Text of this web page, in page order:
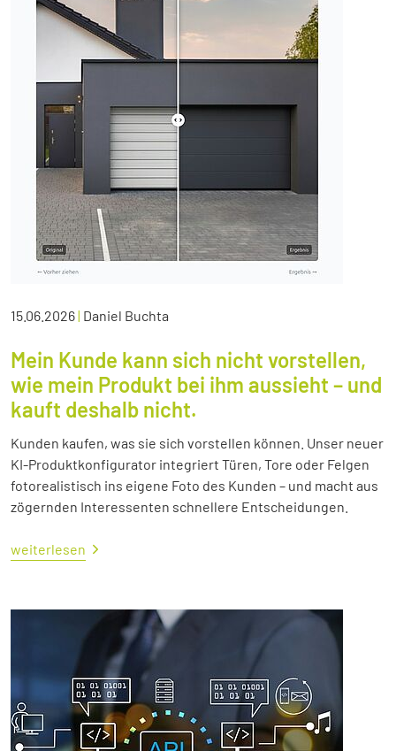
15.06.2026| Daniel Buchta
Mein Kunde kann sich nicht vorstellen,
wie mein Produkt bei ihm aussieht – und
kauft deshalb nicht.
Kunden kaufen, was sie sich vorstellen können. Unser neuer
KI-Produktkonfigurator integriert Türen, Tore oder Felgen
fotorealistisch ins eigene Foto des Kunden – und macht aus
zögernden Interessenten schnellere Entscheidungen.
weiterlesen